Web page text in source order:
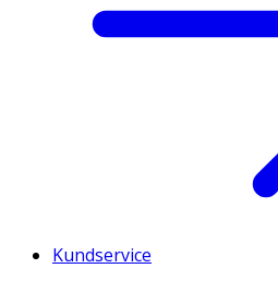
Kundservice